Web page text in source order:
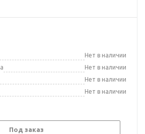
Нет в наличии
Нет в наличии
Нет в наличии
Нет в наличии
Под заказ